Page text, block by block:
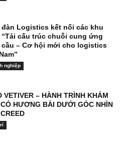
đàn Logistics kết nối các khu
cấu trúc chuỗi cung ứng
cầu – Cơ hội mới cho logistics
nghiệp
VETIVER – HÀNH TRÌNH KHÁM
HƯƠNG BÀI DƯỚI GÓC NHÌN